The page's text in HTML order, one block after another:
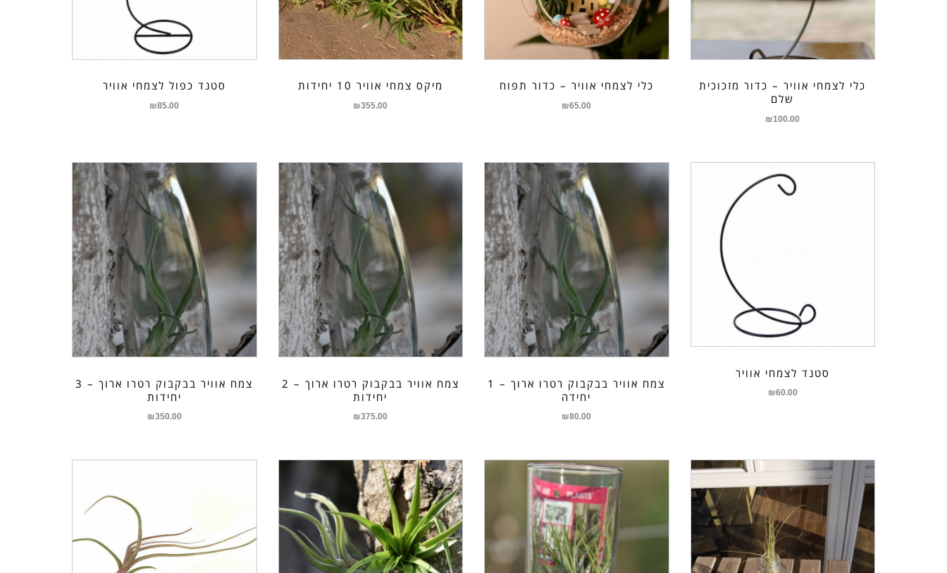
כלי לצמחי אוויר – כדור מזכוכית
שלם
₪100.00
כלי לצמחי אוויר – כדור תפוח
₪65.00
מיקס צמחי אוויר 10 יחידות
₪355.00
סטנד כפול לצמחי אוויר
₪85.00
סטנד לצמחי אוויר
₪60.00
צמח אוויר בבקבוק רטרו ארוך – 1
יחידה
₪80.00
צמח אוויר בבקבוק רטרו ארוך – 2
יחידות
₪375.00
צמח אוויר בבקבוק רטרו ארוך – 3
יחידות
₪350.00